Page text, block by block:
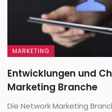
MARKETING
Entwicklungen und
Marketing Branche
Die Network Marketing